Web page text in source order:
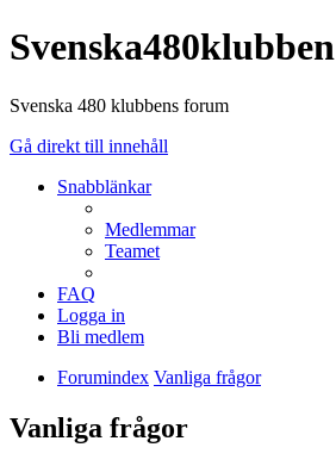
Svenska480klubben
Svenska 480 klubbens forum
Gå direkt till innehåll
Snabblänkar
Medlemmar
Teamet
FAQ
Logga in
Bli medlem
Forumindex Vanliga frågor
Vanliga frågor